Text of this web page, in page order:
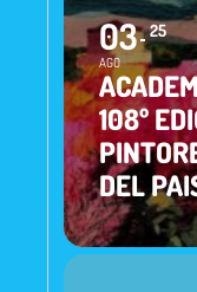
03
AGO
25
108º
DEL